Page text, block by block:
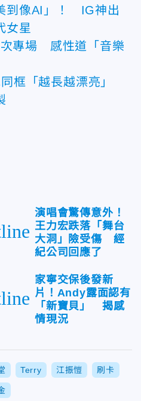
到像AI」！ IG神出
女星
專場 感性道「音樂
框「越長越漂亮」
演唱會驚傳意外！
王力宏跌落「舞台
大洞」險受傷 經
紀公司回應了
家寧交保後發新
片！Andy露面認有
「新寶貝」 揭感
情現況
Terry 江振愷 刷卡